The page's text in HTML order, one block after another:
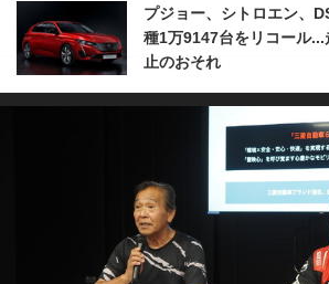
プジョー、シトロエン、
種1万9147台をリコール
止のおそれ